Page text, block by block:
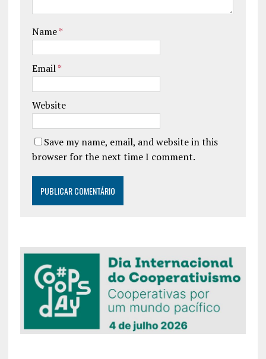
Name*
Email*
Website
Save my name, email, and website in this
browser for the next time I comment.